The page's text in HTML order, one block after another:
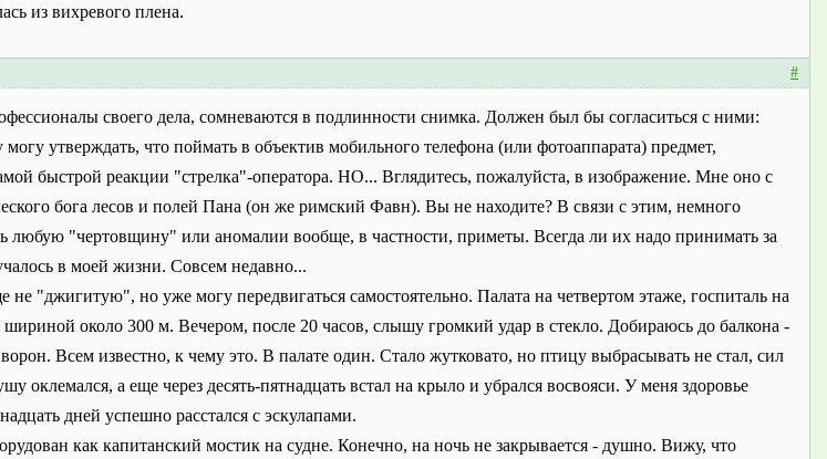
из вихревого плена.
#
своего дела, сомневаются в подлинности снимка. Должен был бы согласиться с ними:
утверждать, что поймать в объектив мобильного телефона (или фотоаппарата) предмет,
быстрой реакции "стрелка"-оператора. НО... Вглядитесь, пожалуйста, в изображение. Мне оно с
бога лесов и полей Пана (он же римский Фавн). Вы не находите? В связи с этим, немного
любую "чертовщину" или аномалии вообще, в частности, приметы. Всегда ли их надо принимать за
в моей жизни. Совсем недавно...
"джигитую", но уже могу передвигаться самостоятельно. Палата на четвертом этаже, госпиталь на
около 300 м. Вечером, после 20 часов, слышу громкий удар в стекло. Добираюсь до балкона -
Всем известно, к чему это. В палате один. Стало жутковато, но птицу выбрасывать не стал, сил
а еще через десять-пятнадцать встал на крыло и убрался восвояси. У меня здоровье
дней успешно расстался с эскулапами.
как капитанский мостик на судне. Конечно, на ночь не закрывается - душно. Вижу, что